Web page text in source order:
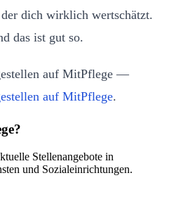
dich wirklich wertschätzt.
das ist gut so.
auf MitPflege —
auf MitPflege.
Stellenangebote in
und Sozialeinrichtungen.